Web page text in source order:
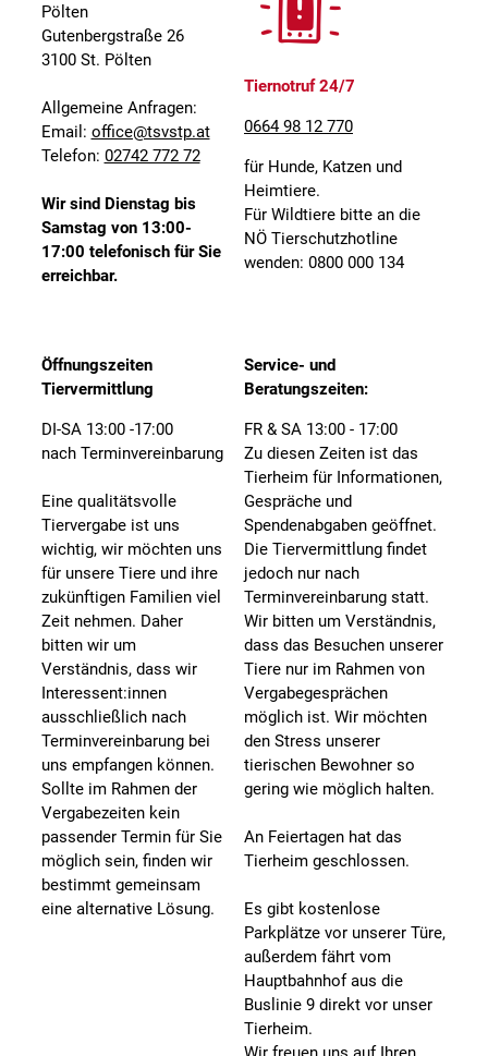
Pölten
Gutenbergstraße 26
3100 St. Pölten
Allgemeine Anfragen:
Email: office@tsvstp.at
Telefon: 02742 772 72
Wir sind Dienstag bis
Samstag von 13:00-
17:00 telefonisch für Sie
erreichbar.
Tiernotruf 24/7
0664 98 12 770
für Hunde, Katzen und
Heimtiere.
Für Wildtiere bitte an die
NÖ Tierschutzhotline
wenden: 0800 000 134
Öffnungszeiten
Tiervermittlung
DI-SA 13:00 -17:00
nach Terminvereinbarung
Eine qualitätsvolle
Tiervergabe ist uns
wichtig, wir möchten uns
für unsere Tiere und ihre
zukünftigen Familien viel
Zeit nehmen. Daher
bitten wir um
Verständnis, dass wir
Interessent:innen
ausschließlich nach
Terminvereinbarung bei
uns empfangen können.
Sollte im Rahmen der
Vergabezeiten kein
passender Termin für Sie
möglich sein, finden wir
bestimmt gemeinsam
eine alternative Lösung.
Service- und
Beratungszeiten:
FR & SA 13:00 - 17:00
Zu diesen Zeiten ist das
Tierheim für Informationen,
Gespräche und
Spendenabgaben geöffnet.
Die Tiervermittlung findet
jedoch nur nach
Terminvereinbarung statt.
Wir bitten um Verständnis,
dass das Besuchen unserer
Tiere nur im Rahmen von
Vergabegesprächen
möglich ist. Wir möchten
den Stress unserer
tierischen Bewohner so
gering wie möglich halten.
An Feiertagen hat das
Tierheim geschlossen.
Es gibt kostenlose
Parkplätze vor unserer Türe,
außerdem fährt vom
Hauptbahnhof aus die
Buslinie 9 direkt vor unser
Tierheim.